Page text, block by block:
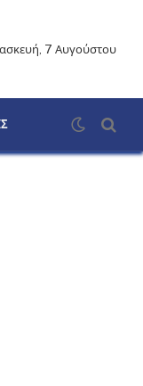
7 Αυγούστου